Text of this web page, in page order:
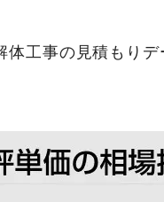
工事の見積もりデ